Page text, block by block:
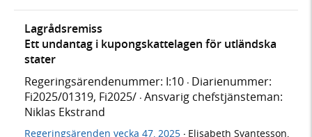
Lagrådsremiss
Ett undantag i kupongskattelagen för utländska
stater
Regeringsärendenummer: I:10 · Diarienummer:
Fi2025/01319, Fi2025/ · Ansvarig chefstjänsteman:
Niklas Ekstrand
Regeringsärenden vecka 47, 2025 · Elisabeth Svantesson,